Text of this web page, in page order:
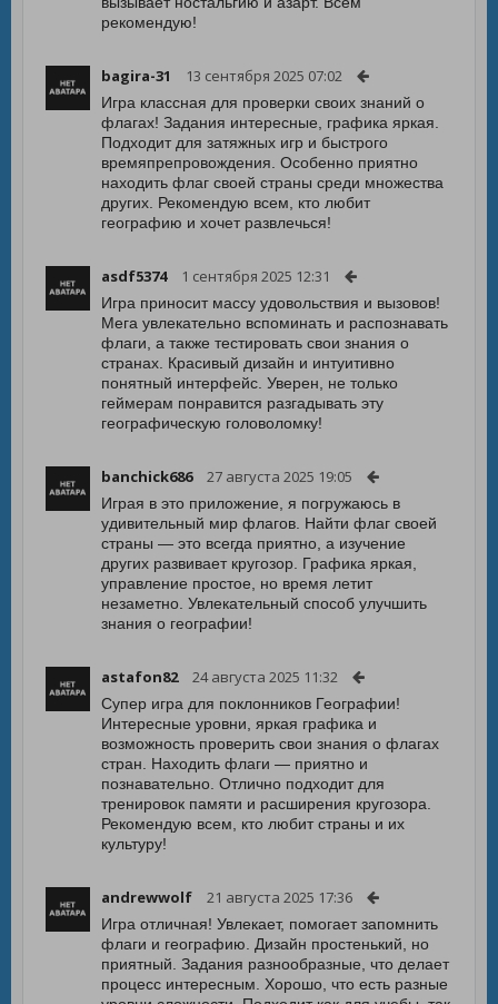
рекомендую!
bagira-31 13 сентября 2025 07:02
Игра классная для проверки своих знаний о
флагах! Задания интересные, графика яркая.
Подходит для затяжных игр и быстрого
времяпрепровождения. Особенно приятно
находить флаг своей страны среди множества
других. Рекомендую всем, кто любит
географию и хочет развлечься!
asdf5374 1 сентября 2025 12:31
Игра приносит массу удовольствия и вызовов!
Мега увлекательно вспоминать и распознавать
флаги, а также тестировать свои знания о
странах. Красивый дизайн и интуитивно
понятный интерфейс. Уверен, не только
геймерам понравится разгадывать эту
географическую головоломку!
banchick686 27 августа 2025 19:05
Играя в это приложение, я погружаюсь в
удивительный мир флагов. Найти флаг своей
страны — это всегда приятно, а изучение
других развивает кругозор. Графика яркая,
управление простое, но время летит
незаметно. Увлекательный способ улучшить
знания о географии!
astafon82 24 августа 2025 11:32
Супер игра для поклонников Географии!
Интересные уровни, яркая графика и
возможность проверить свои знания о флагах
стран. Находить флаги — приятно и
познавательно. Отлично подходит для
тренировок памяти и расширения кругозора.
Рекомендую всем, кто любит страны и их
культуру!
andrewwolf 21 августа 2025 17:36
Игра отличная! Увлекает, помогает запомнить
флаги и географию. Дизайн простенький, но
приятный. Задания разнообразные, что делает
процесс интересным. Хорошо, что есть разные